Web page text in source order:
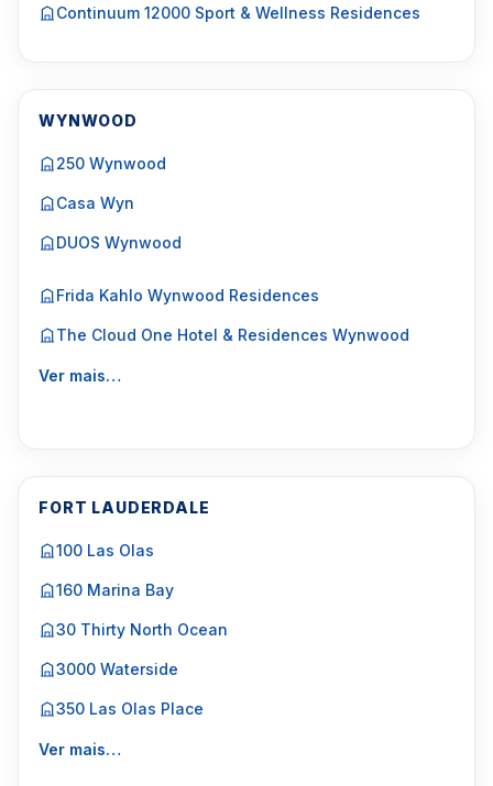
Continuum 12000 Sport & Wellness Residences
WYNWOOD
250 Wynwood
Casa Wyn
DUOS Wynwood
Frida Kahlo Wynwood Residences
The Cloud One Hotel & Residences Wynwood
Ver mais…
FORT LAUDERDALE
100 Las Olas
160 Marina Bay
30 Thirty North Ocean
3000 Waterside
350 Las Olas Place
Ver mais…